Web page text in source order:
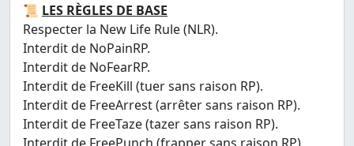
📜 LES RÈGLES DE BASE
Respecter la New Life Rule (NLR).
Interdit de NoPainRP.
Interdit de NoFearRP.
Interdit de FreeKill (tuer sans raison RP).
Interdit de FreeArrest (arrêter sans raison RP).
Interdit de FreeTaze (tazer sans raison RP).
Interdit de FreePunch (frapper sans raison RP).